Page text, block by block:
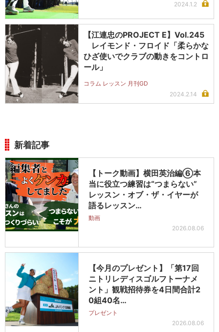
2024.1.2
【江連忠のPROJECT E】Vol.245
レイモンド・フロイド「柔らかな
ひざ使いでクラブの動きをコントロ
ール」
コラム レッスン 月刊GD
2024.2.14
新着記事
【トーク動画】横田英治編⑥本
当に役立つ練習は“つまらない”
レッスン・オブ・ザ・イヤーが
語るレッスン…
動画
2026.08.06
【今月のプレゼント】「第17回
ニトリレディスゴルフトーナメ
ント」観戦招待券を4日間合計2
0組40名…
プレゼント
2026.08.06